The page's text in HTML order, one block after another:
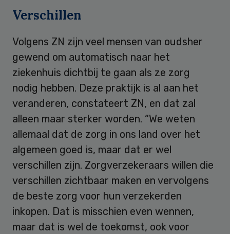
Verschillen
Volgens ZN zijn veel mensen van oudsher
gewend om automatisch naar het
ziekenhuis dichtbij te gaan als ze zorg
nodig hebben. Deze praktijk is al aan het
veranderen, constateert ZN, en dat zal
alleen maar sterker worden. “We weten
allemaal dat de zorg in ons land over het
algemeen goed is, maar dat er wel
verschillen zijn. Zorgverzekeraars willen die
verschillen zichtbaar maken en vervolgens
de beste zorg voor hun verzekerden
inkopen. Dat is misschien even wennen,
maar dat is wel de toekomst, ook voor